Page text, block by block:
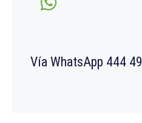
Vía WhatsApp 444